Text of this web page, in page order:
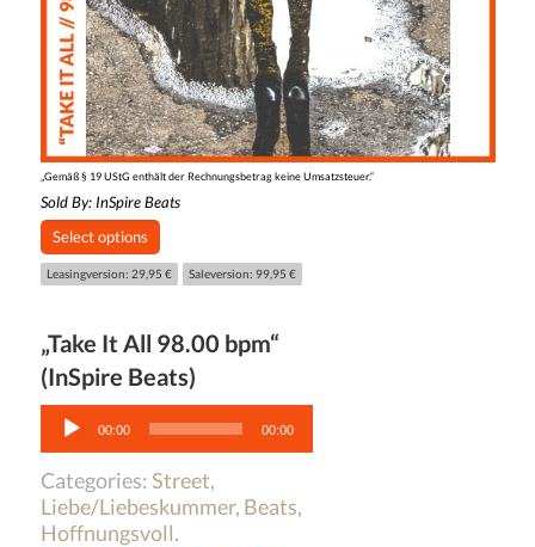
„Gemäß § 19 UStG enthält der Rechnungsbetrag keine Umsatzsteuer.“
Sold By: InSpire Beats
Select options
Leasingversion: 29,95 € Saleversion: 99,95 €
„Take It All 98.00 bpm“
(InSpire Beats)
Audio-
Player
00:00 00:00
Categories:Street,
Liebe/Liebeskummer, Beats,
Hoffnungsvoll.